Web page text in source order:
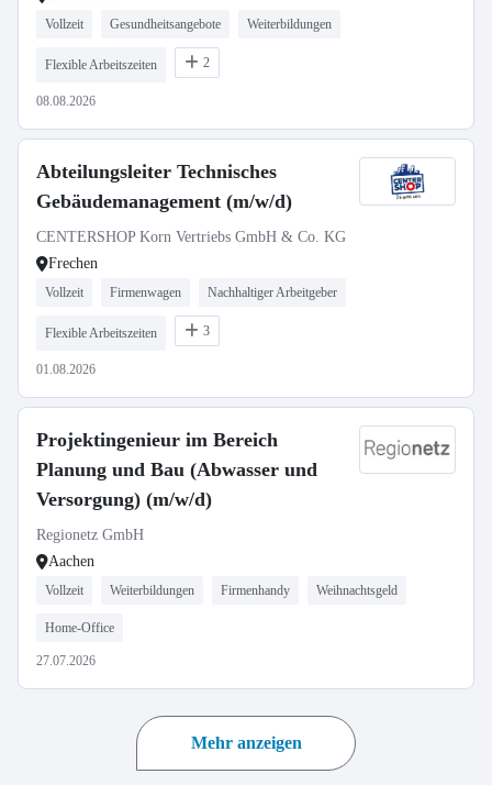
Vollzeit Gesundheitsangebote Weiterbildungen
Flexible Arbeitszeiten 2
08.08.2026
Abteilungsleiter Technisches
Gebäudemanagement (m/w/d)
CENTERSHOP Korn Vertriebs GmbH & Co. KG
Frechen
Vollzeit Firmenwagen Nachhaltiger Arbeitgeber
Flexible Arbeitszeiten 3
01.08.2026
Projektingenieur im Bereich
Planung und Bau (Abwasser und
Versorgung) (m/w/d)
Regionetz GmbH
Aachen
Vollzeit Weiterbildungen Firmenhandy Weihnachtsgeld
Home-Office
27.07.2026
Mehr anzeigen